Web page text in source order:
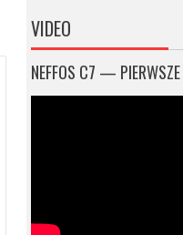
VIDEO
NEFFOS C7 —